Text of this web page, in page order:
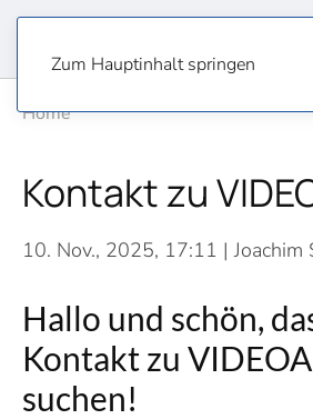
Zum Hauptinhalt springen
Home
Kontakt zu
10. Nov., 2025, 17:11 | Joachim
Hallo und schön,
Kontakt zu
suchen!